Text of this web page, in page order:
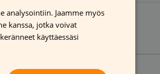
FINNISH
analysointiin. Jaamme myös
kanssa, jotka voivat
käyttäessäsi